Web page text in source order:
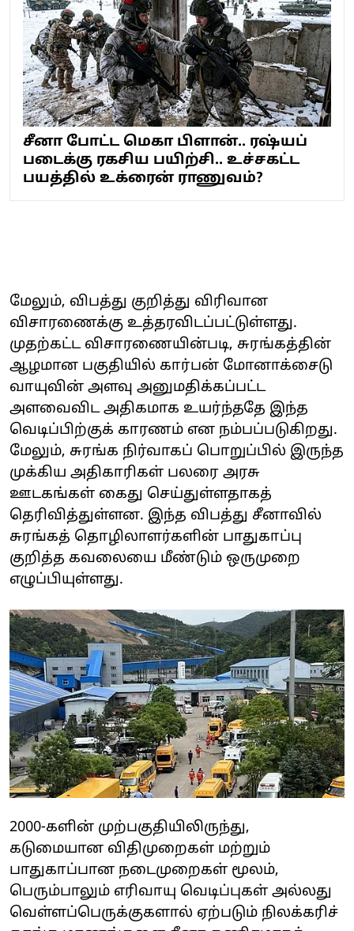
சீனா போட்ட மெகா பிளான்.. ரஷ்யப்
படைக்கு ரகசிய பயிற்சி.. உச்சகட்ட
பயத்தில் உக்ரைன் ராணுவம்?
மேலும், விபத்து குறித்து விரிவான
விசாரணைக்கு உத்தரவிடப்பட்டுள்ளது.
முதற்கட்ட விசாரணையின்படி, சுரங்கத்தின்
ஆழமான பகுதியில் கார்பன் மோனாக்சைடு
வாயுவின் அளவு அனுமதிக்கப்பட்ட
அளவைவிட அதிகமாக உயர்ந்ததே இந்த
வெடிப்பிற்குக் காரணம் என நம்பப்படுகிறது.
மேலும், சுரங்க நிர்வாகப் பொறுப்பில் இருந்த
முக்கிய அதிகாரிகள் பலரை அரசு
ஊடகங்கள் கைது செய்துள்ளதாகத்
தெரிவித்துள்ளன. இந்த விபத்து சீனாவில்
சுரங்கத் தொழிலாளர்களின் பாதுகாப்பு
குறித்த கவலையை மீண்டும் ஒருமுறை
எழுப்பியுள்ளது.
2000-களின் முற்பகுதியிலிருந்து,
கடுமையான விதிமுறைகள் மற்றும்
பாதுகாப்பான நடைமுறைகள் மூலம்,
பெரும்பாலும் எரிவாயு வெடிப்புகள் அல்லது
வெள்ளப்பெருக்குகளால் ஏற்படும் நிலக்கரிச்